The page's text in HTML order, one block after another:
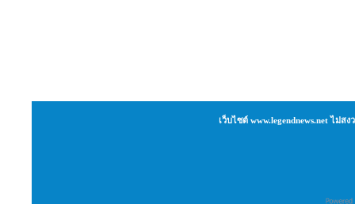
เว็บไซต์ www.legendnews.net ไม่